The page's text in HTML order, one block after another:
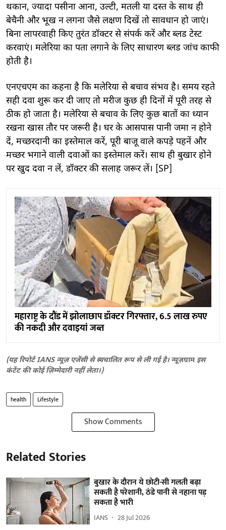
थकान, ज्यादा पसीना आना, उल्टी, मतली या दस्त के साथ ही
बेचैनी और भूख न लगना जैसे लक्षण दिखें तो सावधान हो जाएं।
बिना लापरवाही किए तुरंत डॉक्टर से संपर्क करें और ब्लड टेस्ट
करवाएं। मलेरिया का पता लगाने के लिए साधारण ब्लड जांच काफी
होती है।
एनएचएम का कहना है कि मलेरिया से बचाव संभव है। समय रहते
सही दवा शुरू कर दी जाए तो मरीज कुछ ही दिनों में पूरी तरह से
ठीक हो जाता है। मलेरिया से बचाव के लिए कुछ बातों का ध्यान
रखना खास तौर पर जरूरी है। घर के आसपास पानी जमा न होने
दें, मच्छरदानी का इस्तेमाल करें, पूरी बाजू वाले कपड़े पहनें और
मच्छर भगाने वाली दवाओं का इस्तेमाल करें। साथ ही बुखार होने
पर खुद दवा न लें, डॉक्टर की सलाह जरूर लें। [SP]
महाराष्ट्र के दौंड में झोलाछाप डॉक्टर गिरफ्तार, 6.5 लाख रुपए
की नकदी और दवाइयां जब्त
(यह रिपोर्ट IANS न्यूज़ एजेंसी से स्वचालित रूप से ली गई है।न्यूज़ग्राम इस
कंटेंट की कोई ज़िम्मेदारी नहीं लेता।)
health Lifestyle
Show Comments
Related Stories
बुखार के दौरान ये छोटी-सी गलती बढ़ा
सकती है परेशानी, ठंडे पानी से नहाना पड़
सकता है भारी
IANS 28 Jul 2026